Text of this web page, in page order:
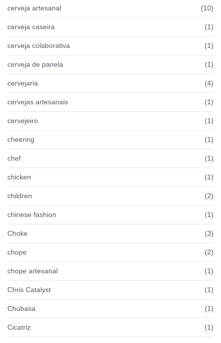
cerveja artesanal (10)
cerveja caseira (1)
cerveja colaborativa (1)
cerveja de panela (1)
cervejaria (4)
cervejas artesanais (1)
cervejeiro (1)
cheering (1)
chef (1)
chicken (1)
children (2)
chinese fashion (1)
Choke (3)
chope (2)
chope artesanal (1)
Chris Catalyst (1)
Chubasa (1)
Cicatriz (1)